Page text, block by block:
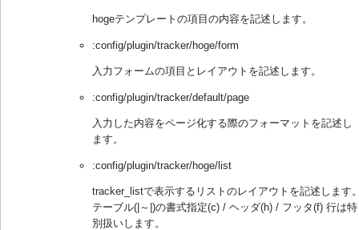
hogeテンプレートの項目の内容を記述します。
:config/plugin/tracker/hoge/form
入力フォームの項目とレイアウトを記述します。
:config/plugin/tracker/default/page
入力した内容をページ化する際のフォーマットを記述し
ます。
:config/plugin/tracker/hoge/list
tracker_listで表示するリストのレイアウトを記述します
テーブル(|～|)の書式指定(c) / ヘッダ(h) / フッタ(f) 行は特
別扱いします。